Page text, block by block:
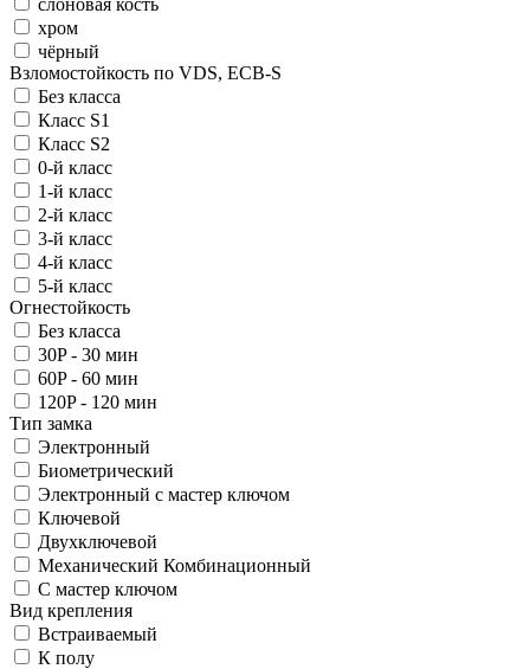
слоновая кость
хром
чёрный
Взломостойкость по VDS, ECB-S
Без класса
Класс S1
Класс S2
0-й класс
1-й класс
2-й класс
3-й класс
4-й класс
5-й класс
Огнестойкость
Без класса
30P - 30 мин
60P - 60 мин
120P - 120 мин
Тип замка
Электронный
Биометрический
Электронный с мастер ключом
Ключевой
Двухключевой
Механический Комбинационный
С мастер ключом
Вид крепления
Встраиваемый
К полу